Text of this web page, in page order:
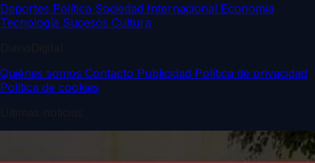
Deportes Política Sociedad Internacional Economía
Tecnología Sucesos Cultura
Quiénes somos Contacto Publicidad Política de privacidad
Política de cookies